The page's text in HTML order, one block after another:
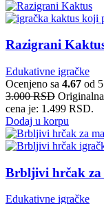
Razigrani
Edukativne igračke
Ocenjeno sa 4.67 od 5
3.000RSD
cena je: 1.499 RSD.
Dodaj u korpu
Brbljivi hrčak za
Edukativne igračke